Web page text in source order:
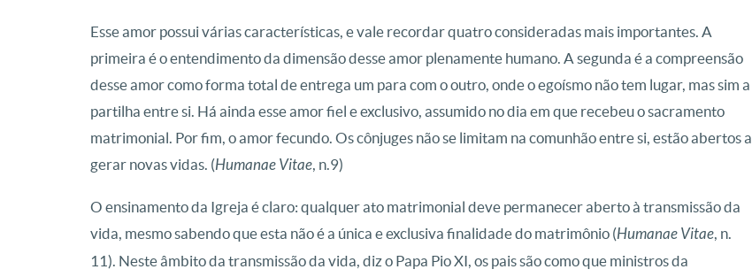
Esse amor possui várias características, e vale recordar quatro consideradas mais importantes. A
primeira é o entendimento da dimensão desse amor plenamente humano. A segunda é a compreensão
desse amor como forma total de entrega um para com o outro, onde o egoísmo não tem lugar, mas sim a
partilha entre si. Há ainda esse amor fiel e exclusivo, assumido no dia em que recebeu o sacramento
matrimonial. Por fim, o amor fecundo. Os cônjuges não se limitam na comunhão entre si, estão abertos a
gerar novas vidas. (Humanae Vitae , n.9)
O ensinamento da Igreja é claro: qualquer ato matrimonial deve permanecer aberto à transmissão da
vida, mesmo sabendo que esta não é a única e exclusiva finalidade do matrimônio (Humanae Vitae , n.
11). Neste âmbito da transmissão da vida, diz o Papa Pio XI, os pais são como que ministros da